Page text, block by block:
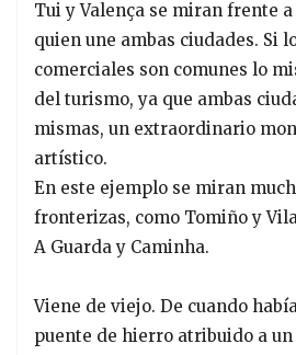
Tui y Valença se miran frente
quien une ambas ciudades. Si
comerciales son comunes lo
del turismo, ya que ambas
mismas, un extraordinario
artístico.
En este ejemplo se miran
fronterizas, como Tomiño y
A Guarda y Caminha.
Viene de viejo. De cuando
puente de hierro atribuido a